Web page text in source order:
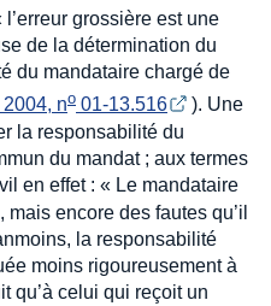
grossière est une
de la détermination du
du mandataire chargé de
2004, no 01-13.516
). Une
la responsabilité du
du mandat ; aux termes
en effet : « Le mandataire
encore des fautes qu’il
la responsabilité
moins rigoureusement à
qu’à celui qui reçoit un